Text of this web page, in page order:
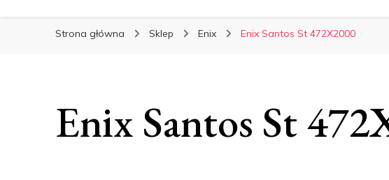
Strona główna Sklep Enix Enix Santos St 472X2000
Enix Santos St